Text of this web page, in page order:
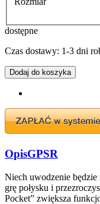
dostępne
Czas dostawy: 1-3 dni
Dodaj do koszyka
OpisGPSR
Niech uwodzenie
grę połysku i
Pocket” zwiększa